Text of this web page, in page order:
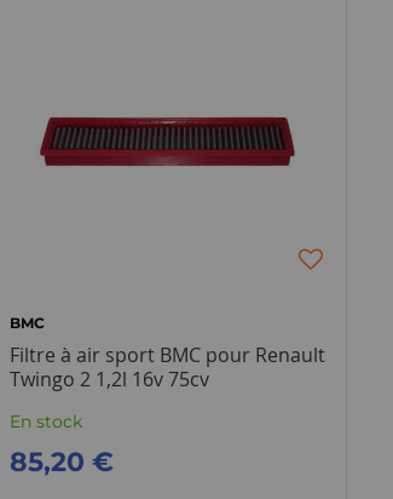
BMC
Filtre à air sport BMC pour Renault
Twingo 2 1,2l 16v 75cv
En stock
85,20 €